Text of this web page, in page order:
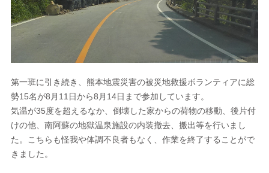
第一班に引き続き、熊本地震災害の被災地救援ボランティアに総
勢15名が8月11日から8月14日まで参加しています。
気温が35度を超えるなか、倒壊した家からの荷物の移動、後片付
けの他、南阿蘇の地獄温泉施設の内装撤去、搬出等を行いまし
た。こちらも怪我や体調不良者もなく、作業を終了することがで
きました。